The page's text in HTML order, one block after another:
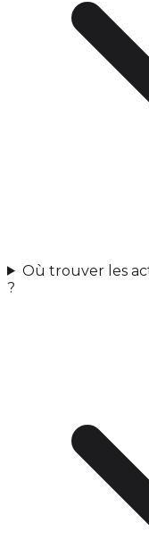
Où trouver les
?